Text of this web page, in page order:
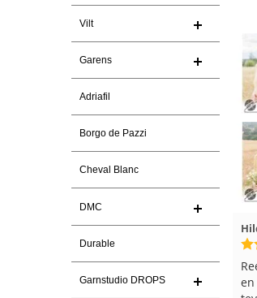
Vilt
Garens
Adriafil
Borgo de Pazzi
Cheval Blanc
DMC
Durable
Garnstudio DROPS
17-7-2026
Hilde uit Loyers
Reeds meerdere keren breigaren
en breinaalden besteld, altijd heel